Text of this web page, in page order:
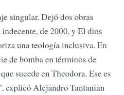
singular. Dejó dos obras
de 2000, y El dios
una teología inclusiva. En
de bomba en términos de
sucede en Theodora. Ese es
explicó Alejandro Tantanian